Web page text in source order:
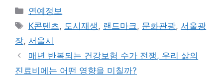
Categories
연예정보
Tags
K콘텐츠, 도시재생 , 랜드마크 , 문화관광, 서울광
장, 서울시
매년 반복되는 건강보험 수가 전쟁, 우리 삶의
진료비에는 어떤 영향을 미칠까?